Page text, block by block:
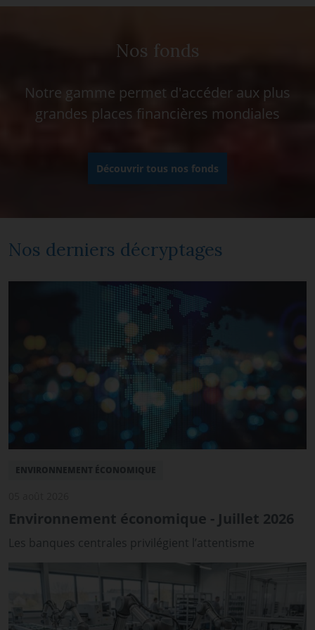
Nos fonds
Notre gamme permet d'accéder aux plus
grandes places financières mondiales
Découvrir tous nos fonds
Nos derniers décryptages
ENVIRONNEMENT ÉCONOMIQUE
Environnement économique - Juillet 2026
Les banques centrales privilégient l’attentisme